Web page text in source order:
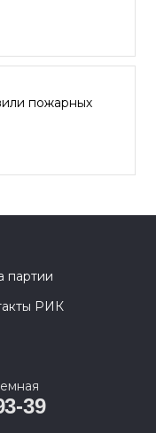
пожарных
партии
РИК
39